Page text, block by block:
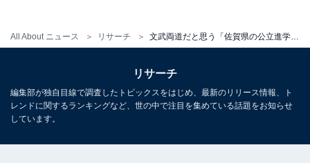
All About ニュース リサーチ
リサーチ
編集部が独自目線で調査したトピックスをはじめ、最新のリリース情報、ト
レンドに関するランキングなど、世の中で注目を集めている話題をお知らせ
しています。